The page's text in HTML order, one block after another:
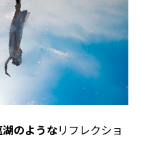
のようなリフレクショ